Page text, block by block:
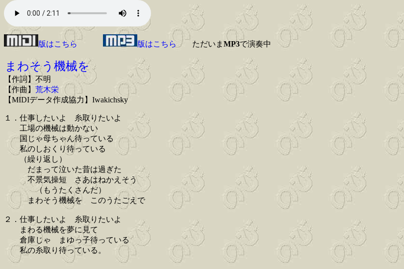
版はこちら 版はこちらただいま MP3で演奏中
まわそう機械を
【作詞】不明
【作曲】 荒木栄
【MIDIデータ作成協力】Iwakichsky
１．仕事したいよ 糸取りたいよ
工場の機械は動かない
国じゃ母ちゃん待っている
私のしおくり待っている
（繰り返し）
だまって泣いた昔は過ぎた
不景気操短 さあはねかえそう
（もうたくさんだ）
まわそう機械を このうたごえで
２．仕事したいよ 糸取りたいよ
まわる機械を夢に見て
倉庫じゃ まゆっ子待っている
私の糸取り待っている。